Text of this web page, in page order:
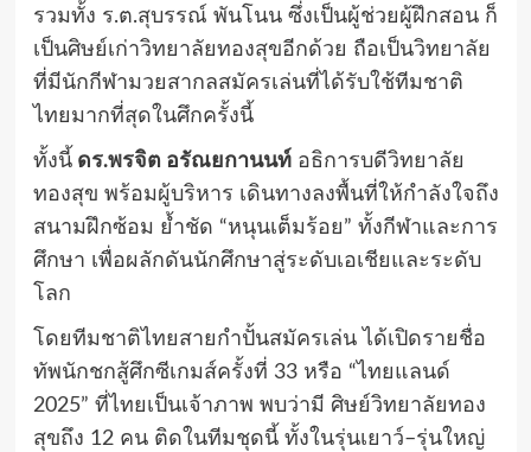
รวมทั้ง ร.ต.สุบรรณ์ พันโนน ซึ่งเป็นผู้ช่วยผู้ฝึกสอน ก็
เป็นศิษย์เก่าวิทยาลัยทองสุขอีกด้วย ถือเป็นวิทยาลัย
ที่มีนักกีฬามวยสากลสมัครเล่นที่ได้รับใช้ทีมชาติ
ไทยมากที่สุดในศึกครั้งนี้
ทั้งนี้ดร.พรจิต อรัณยกานนท์อธิการบดีวิทยาลัย
ทองสุข พร้อมผู้บริหาร เดินทางลงพื้นที่ให้กำลังใจถึง
สนามฝึกซ้อม ย้ำชัด “หนุนเต็มร้อย” ทั้งกีฬาและการ
ศึกษา เพื่อผลักดันนักศึกษาสู่ระดับเอเชียและระดับ
โลก
โดยทีมชาติไทยสายกำปั้นสมัครเล่น ได้เปิดรายชื่อ
ทัพนักชกสู้ศึกซีเกมส์ครั้งที่ 33 หรือ “ไทยแลนด์
2025” ที่ไทยเป็นเจ้าภาพ พบว่ามี ศิษย์วิทยาลัยทอง
สุขถึง 12 คน ติดในทีมชุดนี้ ทั้งในรุ่นเยาว์–รุ่นใหญ่